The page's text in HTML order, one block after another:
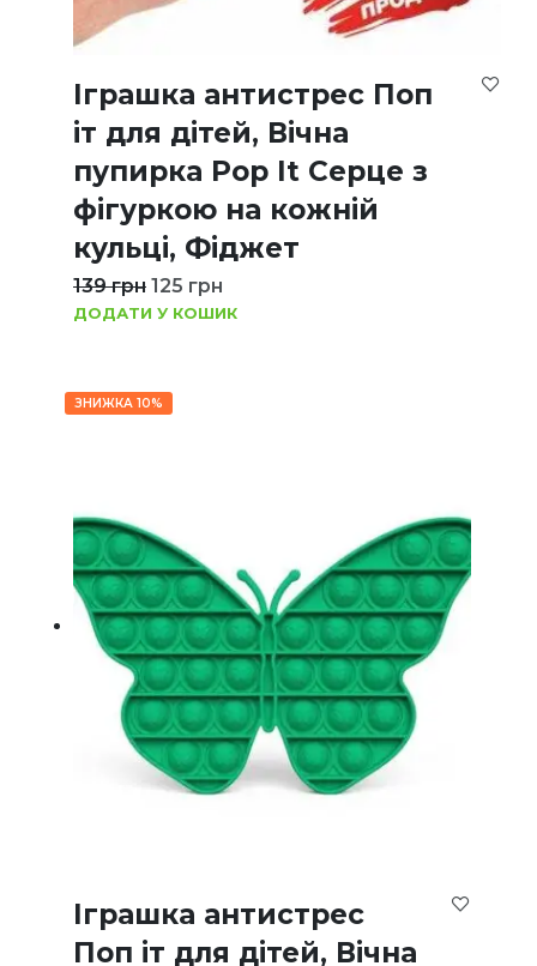
Іграшка антистрес Поп
іт для дітей, Вічна
пупирка Pop It Серце з
фігуркою на кожній
кульці, Фіджет
139грн 125 грн
ДОДАТИ У КОШИК
ЗНИЖКА 10%
Іграшка антистрес
Поп іт для дітей, Вічна